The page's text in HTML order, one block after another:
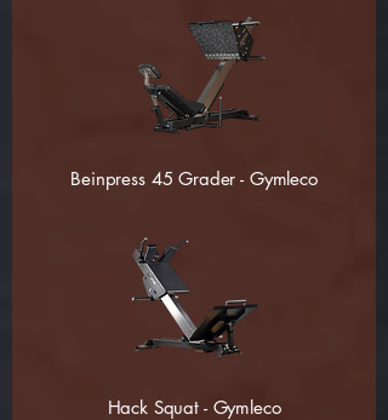
Beinpress 45 Grader - Gymleco
Hack Squat - Gymleco